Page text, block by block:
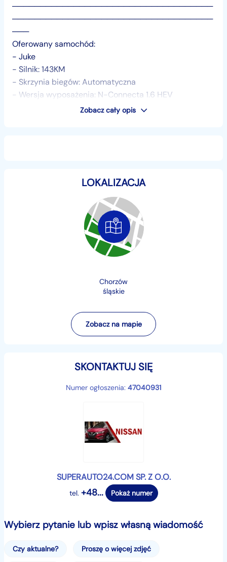
────────────────────────────────────
────────────────────────────────────
───
Oferowany samochód:
- Juke
- Silnik: 143KM
- Skrzynia biegów: Automatyczna
- Wersja wyposażenia: N-Connecta 1.6 HEV
- Samochód zarejestrowany bez przebiegu
Zadzwoń do nas już teraz. Dział handlowy,
wyspecjalizowany w marce NISSAN
Numer ogłoszenia: 365122
CENA KATALOGOWA: 145 800zł
RABAT SUPERAUTO: 26 800 zł
✔ Możliwość zostawienia samochodu w rozliczeniu
✔ Podgrzewanie kierownicy
✔ Podgrzewana szyba przednia
DODATKOWO:
✔ Lakier metalik
────────────────────────────────────
───
FORMA SPRZEDAŻY:
Zobacz cały opis
LOKALIZACJA
Chorzów
śląskie
Zobacz na mapie
SKONTAKTUJ SIĘ
Numer ogłoszenia: 47040931
SUPERAUTO24.COM SP. Z O.O.
tel. +48... Pokaż numer
Wybierz pytanie lub wpisz własną wiadomość
Czy aktualne? Proszę o więcej zdjęć